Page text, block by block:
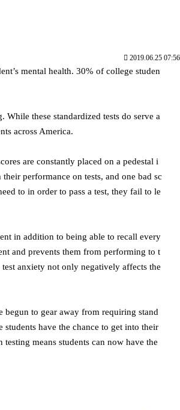
2019.06.25 07:56
mental health. 30% of college studen
these standardized tests do serve a
across America.
are constantly placed on a pedestal i
performance on tests, and one bad sc
to in order to pass a test, they fail to le
in addition to being able to recall every
and prevents them from performing to t
anxiety not only negatively affects the
begun to gear away from requiring stand
have the chance to get into their
means students can now have the